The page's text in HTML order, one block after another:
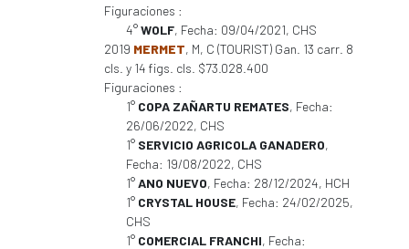
Figuraciones :
4°WOLF, Fecha: 09/04/2021, CHS
2019 MERMET, M, C (TOURIST) Gan. 13 carr. 8
cls. y 14 figs. cls. $73.028.400
Figuraciones :
1° COPA ZAÑARTU REMATES, Fecha:
26/06/2022, CHS
1° SERVICIO AGRICOLA GANADERO,
Fecha: 19/08/2022, CHS
1°ANO NUEVO, Fecha: 28/12/2024, HCH
1° CRYSTAL HOUSE, Fecha: 24/02/2025,
CHS
1° COMERCIAL FRANCHI, Fecha: